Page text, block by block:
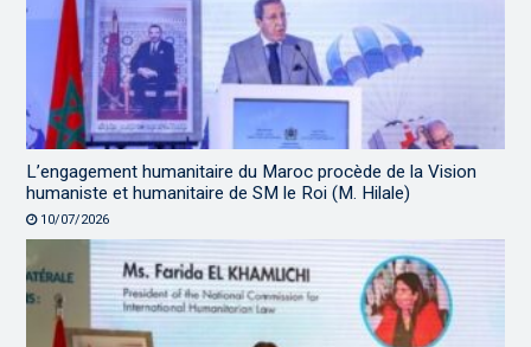
L’engagement humanitaire du Maroc procède de la Vision
humaniste et humanitaire de SM le Roi (M. Hilale)
10/07/2026